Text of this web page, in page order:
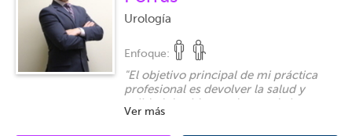
Urología
Enfoque:
"El objetivo principal de mi práctica
profesional es devolver la salud y
calidad de vida a cada uno de los
pacientes que acuden a mi consulta y
Ver más